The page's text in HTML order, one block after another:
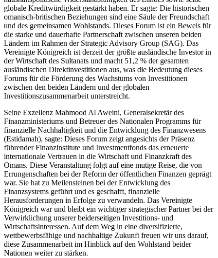
globale Kreditwürdigkeit gestärkt haben. Er sagte: Die historischen
omanisch-britischen Beziehungen sind eine Säule der Freundschaft
und des gemeinsamen Wohlstands. Dieses Forum ist ein Beweis für
die starke und dauerhafte Partnerschaft zwischen unseren beiden
Ländern im Rahmen der Strategic Advisory Group (SAG). Das
Vereinigte Königreich ist derzeit der größte ausländische Investor in
der Wirtschaft des Sultanats und macht 51,2 % der gesamten
ausländischen Direktinvestitionen aus, was die Bedeutung dieses
Forums für die Förderung des Wachstums von Investitionen
zwischen den beiden Ländern und der globalen
Investitionszusammenarbeit unterstreicht.
Seine Exzellenz Mahmood Al Aweini, Generalsekretär des
Finanzministeriums und Betreuer des Nationalen Programms für
finanzielle Nachhaltigkeit und die Entwicklung des Finanzwesens
(Estidamah), sagte: Dieses Forum zeigt angesichts der Präsenz
führender Finanzinstitute und Investmentfonds das erneuerte
internationale Vertrauen in die Wirtschaft und Finanzkraft des
Omans. Diese Veranstaltung folgt auf eine mutige Reise, die von
Errungenschaften bei der Reform der öffentlichen Finanzen geprägt
war. Sie hat zu Meilensteinen bei der Entwicklung des
Finanzsystems geführt und es geschafft, finanzielle
Herausforderungen in Erfolge zu verwandeln. Das Vereinigte
Königreich war und bleibt ein wichtiger strategischer Partner bei der
Verwirklichung unserer beiderseitigen Investitions- und
Wirtschaftsinteressen. Auf dem Weg in eine diversifizierte,
wettbewerbsfähige und nachhaltige Zukunft freuen wir uns darauf,
diese Zusammenarbeit im Hinblick auf den Wohlstand beider
Nationen weiter zu stärken.